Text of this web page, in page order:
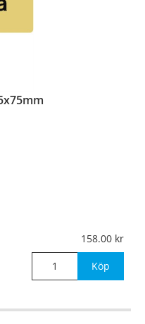
1mm (plan)
158.00
Köp